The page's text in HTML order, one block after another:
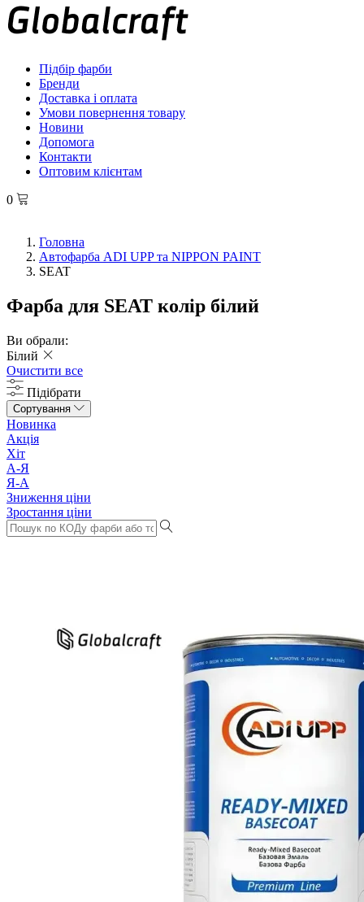
Підбір фарби
Бренди
Доставка і оплата
Умови повернення товару
Новини
Допомога
Контакти
Оптовим клієнтам
0
Головна
Автофарба ADI UPP та NIPPON PAINT
SEAT
Фарба для SEAT колір білий
Ви обрали:
Білий
Очистити все
Підібрати
Сортування
Новинка
Акція
Хіт
А-Я
Я-А
Зниження ціни
Зростання ціни